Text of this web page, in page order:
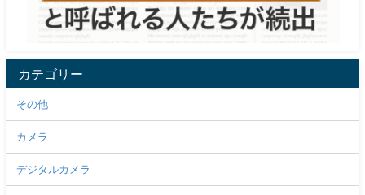
カテゴリー
その他
カメラ
デジタルカメラ